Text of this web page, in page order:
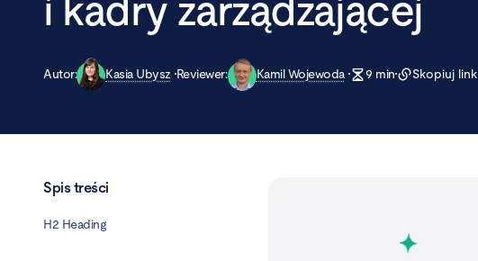
i kadry zarządzającej
Autor: Kasia Ubysz Reviewer: Kamil Wojewoda 9 min Skopiuj link
Spis treści
H2 Heading